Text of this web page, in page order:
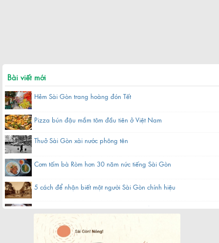
Bài viết mới
Hẻm Sài Gòn trang hoàng đón Tết
Pizza bún đậu mắm tôm đầu tiên ở Việt Nam
Thuở Sài Gòn xài nước phông tên
Cơm tấm bà Ròm hơn 30 năm nức tiếng Sài Gòn
5 cách để nhận biết một người Sài Gòn chính hiệu
Hàng bánh canh bột gạo hơn 60 năm nằm gần chợ ở Sài Gòn
Quán cà phê bạc màu hơn nửa thế kỷ giữa lòng Sài Gòn